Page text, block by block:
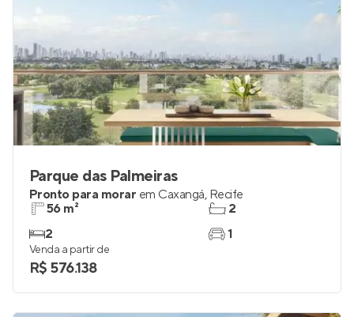
Parque das Palmeiras
Pronto para morar em Caxangá, Recife
56 m²
2
2
1
Venda a partir de
R$ 576.138